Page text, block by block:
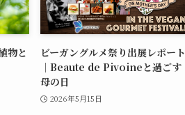
物と
ビーガングルメ祭り出展レポート
｜Beaute de Pivoineと過ごす
母の日
2026年5月15日